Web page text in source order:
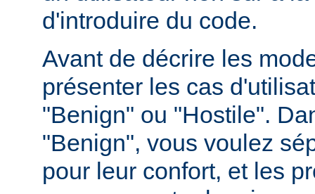
d'introduire du code.
Avant de décrire les
présenter les cas
"Benign" ou "Hostile".
"Benign", vous voulez
pour leur confort, et les